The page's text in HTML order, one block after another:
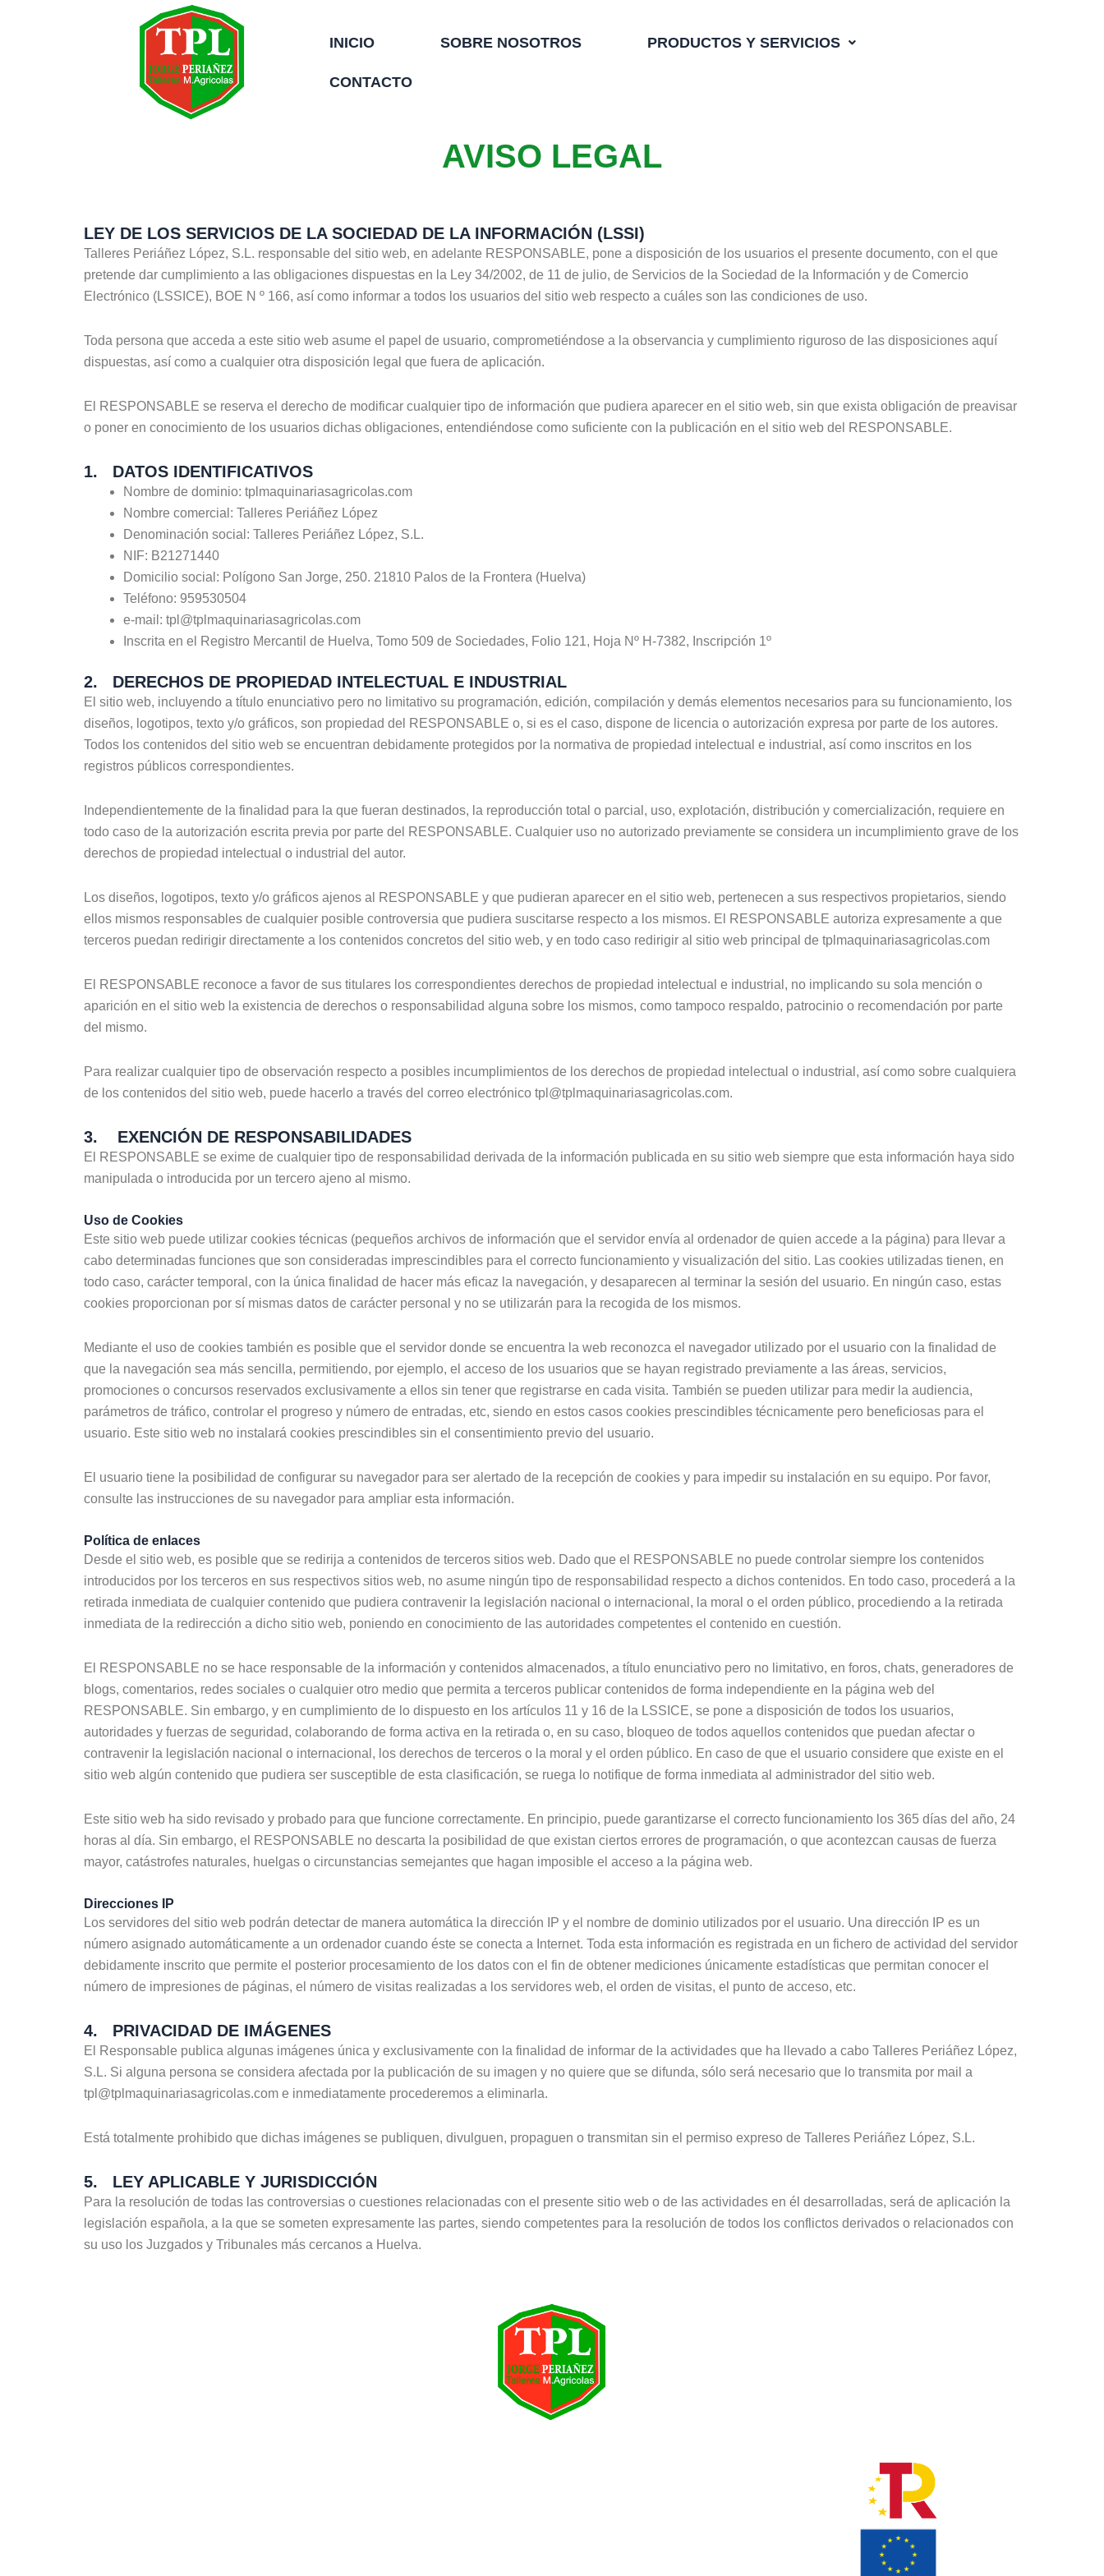
INICIO SOBRE NOSOTROS PRODUCTOS Y SERVICIOS
CONTACTO
AVISO LEGAL
LEY DE LOS SERVICIOS DE LA SOCIEDAD DE LA INFORMACIÓN (LSSI)
Talleres Periáñez López, S.L. responsable del sitio web, en adelante RESPONSABLE, pone a disposición de los usuarios el presente documento, con el que
pretende dar cumplimiento a las obligaciones dispuestas en la Ley 34/2002, de 11 de julio, de Servicios de la Sociedad de la Información y de Comercio
Electrónico (LSSICE), BOE N º 166, así como informar a todos los usuarios del sitio web respecto a cuáles son las condiciones de uso.
Toda persona que acceda a este sitio web asume el papel de usuario, comprometiéndose a la observancia y cumplimiento riguroso de las disposiciones aquí
dispuestas, así como a cualquier otra disposición legal que fuera de aplicación.
El RESPONSABLE se reserva el derecho de modificar cualquier tipo de información que pudiera aparecer en el sitio web, sin que exista obligación de preavisar
o poner en conocimiento de los usuarios dichas obligaciones, entendiéndose como suficiente con la publicación en el sitio web del RESPONSABLE.
1. DATOS IDENTIFICATIVOS
Nombre de dominio: tplmaquinariasagricolas.com
Nombre comercial: Talleres Periáñez López
Denominación social: Talleres Periáñez López, S.L.
NIF: B21271440
Domicilio social: Polígono San Jorge, 250. 21810 Palos de la Frontera (Huelva)
Teléfono: 959530504
e-mail: tpl@tplmaquinariasagricolas.com
Inscrita en el Registro Mercantil de Huelva, Tomo 509 de Sociedades, Folio 121, Hoja Nº H-7382, Inscripción 1º
2. DERECHOS DE PROPIEDAD INTELECTUAL E INDUSTRIAL
El sitio web, incluyendo a título enunciativo pero no limitativo su programación, edición, compilación y demás elementos necesarios para su funcionamiento, los
diseños, logotipos, texto y/o gráficos, son propiedad del RESPONSABLE o, si es el caso, dispone de licencia o autorización expresa por parte de los autores.
Todos los contenidos del sitio web se encuentran debidamente protegidos por la normativa de propiedad intelectual e industrial, así como inscritos en los
registros públicos correspondientes.
Independientemente de la finalidad para la que fueran destinados, la reproducción total o parcial, uso, explotación, distribución y comercialización, requiere en
todo caso de la autorización escrita previa por parte del RESPONSABLE. Cualquier uso no autorizado previamente se considera un incumplimiento grave de los
derechos de propiedad intelectual o industrial del autor.
Los diseños, logotipos, texto y/o gráficos ajenos al RESPONSABLE y que pudieran aparecer en el sitio web, pertenecen a sus respectivos propietarios, siendo
ellos mismos responsables de cualquier posible controversia que pudiera suscitarse respecto a los mismos. El RESPONSABLE autoriza expresamente a que
terceros puedan redirigir directamente a los contenidos concretos del sitio web, y en todo caso redirigir al sitio web principal de tplmaquinariasagricolas.com
El RESPONSABLE reconoce a favor de sus titulares los correspondientes derechos de propiedad intelectual e industrial, no implicando su sola mención o
aparición en el sitio web la existencia de derechos o responsabilidad alguna sobre los mismos, como tampoco respaldo, patrocinio o recomendación por parte
del mismo.
Para realizar cualquier tipo de observación respecto a posibles incumplimientos de los derechos de propiedad intelectual o industrial, así como sobre cualquiera
de los contenidos del sitio web, puede hacerlo a través del correo electrónico tpl@tplmaquinariasagricolas.com.
3. EXENCIÓN DE RESPONSABILIDADES
El RESPONSABLE se exime de cualquier tipo de responsabilidad derivada de la información publicada en su sitio web siempre que esta información haya sido
manipulada o introducida por un tercero ajeno al mismo.
Uso de Cookies
Este sitio web puede utilizar cookies técnicas (pequeños archivos de información que el servidor envía al ordenador de quien accede a la página) para llevar a
cabo determinadas funciones que son consideradas imprescindibles para el correcto funcionamiento y visualización del sitio. Las cookies utilizadas tienen, en
todo caso, carácter temporal, con la única finalidad de hacer más eficaz la navegación, y desaparecen al terminar la sesión del usuario. En ningún caso, estas
cookies proporcionan por sí mismas datos de carácter personal y no se utilizarán para la recogida de los mismos.
Mediante el uso de cookies también es posible que el servidor donde se encuentra la web reconozca el navegador utilizado por el usuario con la finalidad de
que la navegación sea más sencilla, permitiendo, por ejemplo, el acceso de los usuarios que se hayan registrado previamente a las áreas, servicios,
promociones o concursos reservados exclusivamente a ellos sin tener que registrarse en cada visita. También se pueden utilizar para medir la audiencia,
parámetros de tráfico, controlar el progreso y número de entradas, etc, siendo en estos casos cookies prescindibles técnicamente pero beneficiosas para el
usuario. Este sitio web no instalará cookies prescindibles sin el consentimiento previo del usuario.
El usuario tiene la posibilidad de configurar su navegador para ser alertado de la recepción de cookies y para impedir su instalación en su equipo. Por favor,
consulte las instrucciones de su navegador para ampliar esta información.
Política de enlaces
Desde el sitio web, es posible que se redirija a contenidos de terceros sitios web. Dado que el RESPONSABLE no puede controlar siempre los contenidos
introducidos por los terceros en sus respectivos sitios web, no asume ningún tipo de responsabilidad respecto a dichos contenidos. En todo caso, procederá a la
retirada inmediata de cualquier contenido que pudiera contravenir la legislación nacional o internacional, la moral o el orden público, procediendo a la retirada
inmediata de la redirección a dicho sitio web, poniendo en conocimiento de las autoridades competentes el contenido en cuestión.
El RESPONSABLE no se hace responsable de la información y contenidos almacenados, a título enunciativo pero no limitativo, en foros, chats, generadores de
blogs, comentarios, redes sociales o cualquier otro medio que permita a terceros publicar contenidos de forma independiente en la página web del
RESPONSABLE. Sin embargo, y en cumplimiento de lo dispuesto en los artículos 11 y 16 de la LSSICE, se pone a disposición de todos los usuarios,
autoridades y fuerzas de seguridad, colaborando de forma activa en la retirada o, en su caso, bloqueo de todos aquellos contenidos que puedan afectar o
contravenir la legislación nacional o internacional, los derechos de terceros o la moral y el orden público. En caso de que el usuario considere que existe en el
sitio web algún contenido que pudiera ser susceptible de esta clasificación, se ruega lo notifique de forma inmediata al administrador del sitio web.
Este sitio web ha sido revisado y probado para que funcione correctamente. En principio, puede garantizarse el correcto funcionamiento los 365 días del año, 24
horas al día. Sin embargo, el RESPONSABLE no descarta la posibilidad de que existan ciertos errores de programación, o que acontezcan causas de fuerza
mayor, catástrofes naturales, huelgas o circunstancias semejantes que hagan imposible el acceso a la página web.
Direcciones IP
Los servidores del sitio web podrán detectar de manera automática la dirección IP y el nombre de dominio utilizados por el usuario. Una dirección IP es un
número asignado automáticamente a un ordenador cuando éste se conecta a Internet. Toda esta información es registrada en un fichero de actividad del servidor
debidamente inscrito que permite el posterior procesamiento de los datos con el fin de obtener mediciones únicamente estadísticas que permitan conocer el
número de impresiones de páginas, el número de visitas realizadas a los servidores web, el orden de visitas, el punto de acceso, etc.
4. PRIVACIDAD DE IMÁGENES
El Responsable publica algunas imágenes única y exclusivamente con la finalidad de informar de la actividades que ha llevado a cabo Talleres Periáñez López,
S.L. Si alguna persona se considera afectada por la publicación de su imagen y no quiere que se difunda, sólo será necesario que lo transmita por mail a
tpl@tplmaquinariasagricolas.com e inmediatamente procederemos a eliminarla.
Está totalmente prohibido que dichas imágenes se publiquen, divulguen, propaguen o transmitan sin el permiso expreso de Talleres Periáñez López, S.L.
5. LEY APLICABLE Y JURISDICCIÓN
Para la resolución de todas las controversias o cuestiones relacionadas con el presente sitio web o de las actividades en él desarrolladas, será de aplicación la
legislación española, a la que se someten expresamente las partes, siendo competentes para la resolución de todos los conflictos derivados o relacionados con
su uso los Juzgados y Tribunales más cercanos a Huelva.